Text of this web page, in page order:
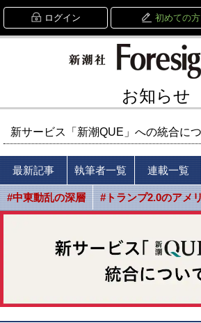
ログイン 初めての方
お知らせ
新サービス「新潮QUE」への統合に
最新記事 執筆者一覧 連載一覧
#中東動乱の深層 #トランプ2.0のアメ